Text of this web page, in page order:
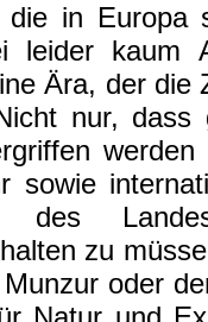
die in Europa
leider kaum
Ära, der die
nur, dass
sowie
des
zu
oder